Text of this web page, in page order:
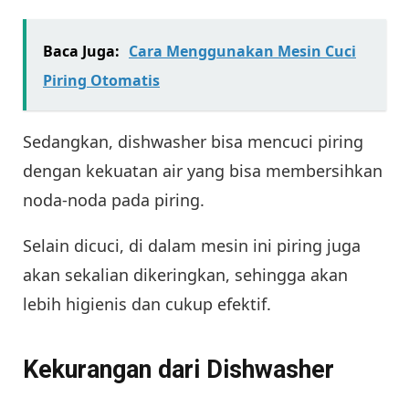
Baca Juga: Cara Menggunakan Mesin Cuci
Piring Otomatis
Sedangkan, dishwasher bisa mencuci piring
dengan kekuatan air yang bisa membersihkan
noda-noda pada piring.
Selain dicuci, di dalam mesin ini piring juga
akan sekalian dikeringkan, sehingga akan
lebih higienis dan cukup efektif.
Kekurangan dari Dishwasher